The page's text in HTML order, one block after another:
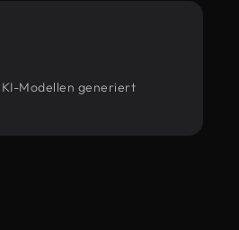
Modellen generiert